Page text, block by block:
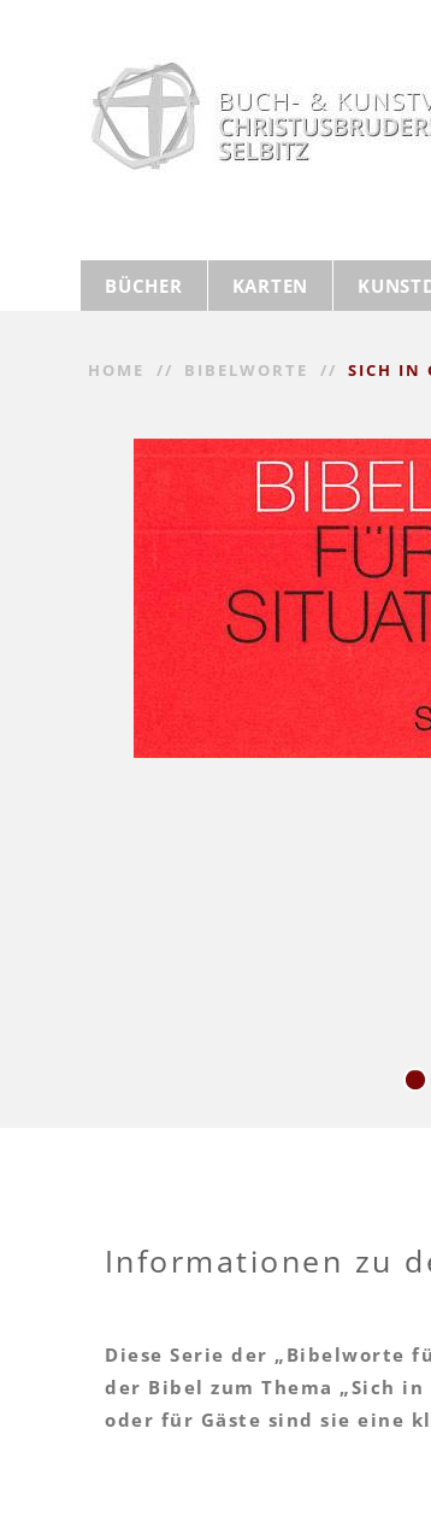
BÜCHER KARTEN
HOME // BIBELWORTE //SICH IN
Informationen zu
Diese Serie der „Bibelworte
der Bibel zum Thema „Sich
oder für Gäste sind sie eine